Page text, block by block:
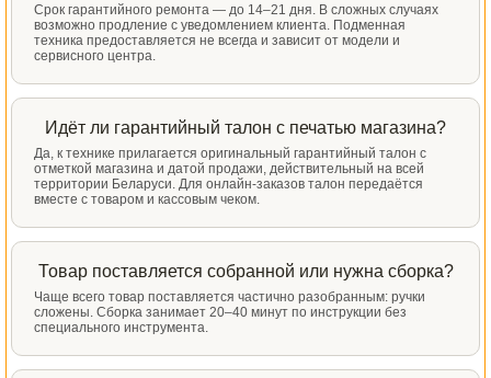
Срок гарантийного ремонта — до 14–21 дня. В сложных случаях
возможно продление с уведомлением клиента. Подменная
техника предоставляется не всегда и зависит от модели и
сервисного центра.
Идёт ли гарантийный талон с печатью магазина?
Да, к технике прилагается оригинальный гарантийный талон с
отметкой магазина и датой продажи, действительный на всей
территории Беларуси. Для онлайн-заказов талон передаётся
вместе с товаром и кассовым чеком.
Товар поставляется собранной или нужна сборка?
Чаще всего товар поставляется частично разобранным: ручки
сложены. Сборка занимает 20–40 минут по инструкции без
специального инструмента.